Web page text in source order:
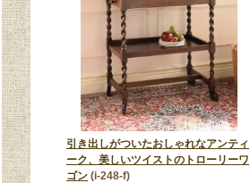
引き出しがついたおしゃれなアンティ
ーク、美しいツイストのトローリーワ
ゴン (i-248-f)